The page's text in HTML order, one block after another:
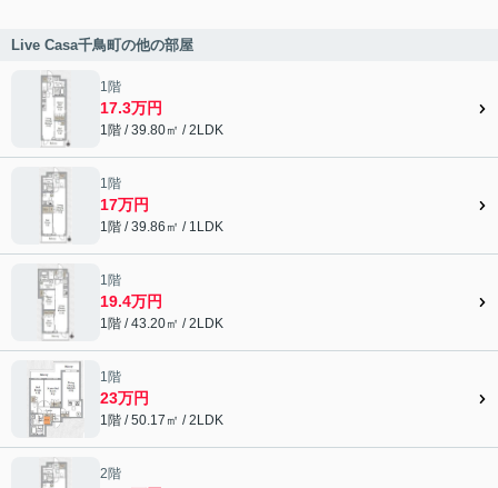
Live Casa千鳥町の他の部屋
1階
17.3万円
1階 / 39.80㎡ / 2LDK
1階
17万円
1階 / 39.86㎡ / 1LDK
1階
19.4万円
1階 / 43.20㎡ / 2LDK
1階
23万円
1階 / 50.17㎡ / 2LDK
2階